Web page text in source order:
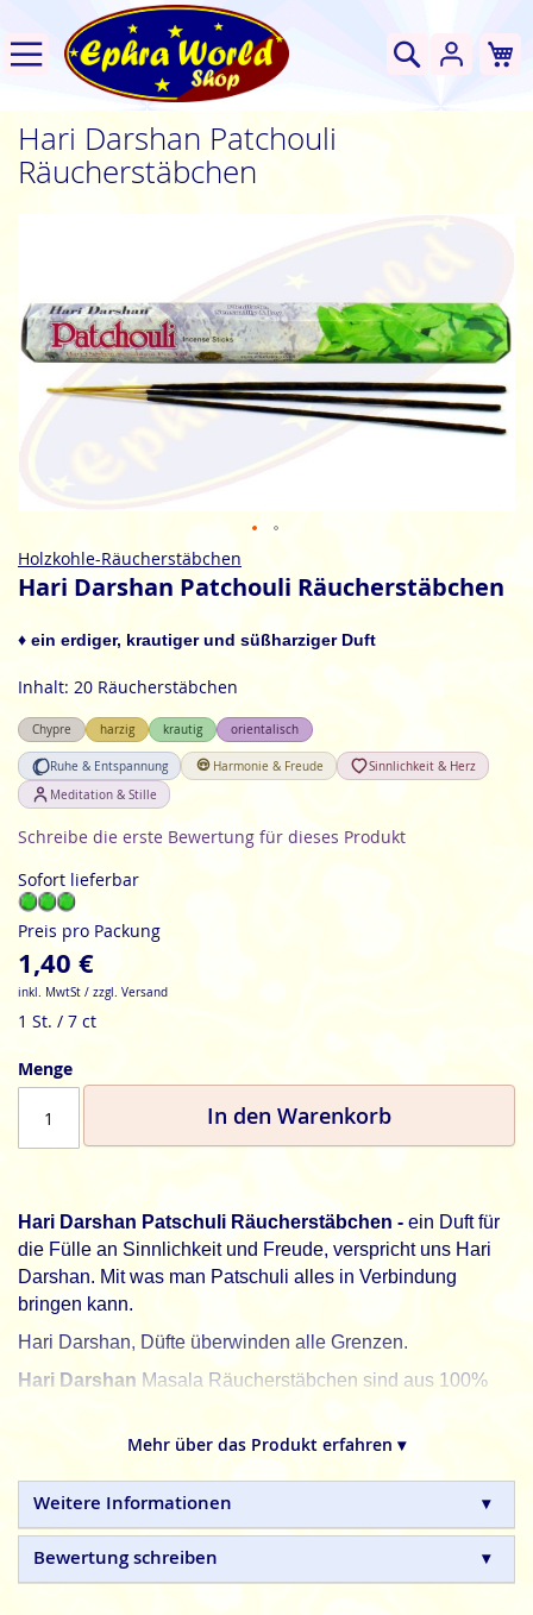
Suche
Hari Darshan Patchouli
Räucherstäbchen
springen
Zum
Anfang
Bildgalerie
springen
Holzkohle-Räucherstäbchen
Hari Darshan Patchouli Räucherstäbchen
♦ ein erdiger, krautiger und süßharziger Duft
Inhalt: 20 Räucherstäbchen
Chypre harzig krautig orientalisch
Ruhe & Entspannung Harmonie & Freude
Sinnlichkeit & Herz
Meditation & Stille
Schreibe die erste Bewertung für dieses Produkt
Sofort lieferbar
Preis pro Packung
1,40 €
inkl. MwtSt / zzgl. Versand
1 St. / 7 ct
Menge
In den Warenkorb
Hari Darshan Patschuli Räucherstäbchen - ein Duft für
die Fülle an Sinnlichkeit und Freude, verspricht uns Hari
Darshan. Mit was man Patschuli alles in Verbindung
bringen kann.
Hari Darshan, Düfte überwinden alle Grenzen.
Hari Darshan Masala Räucherstäbchen sind aus 100%
Mehr über das Produkt erfahren ▾
Weitere Informationen
Bewertung schreiben